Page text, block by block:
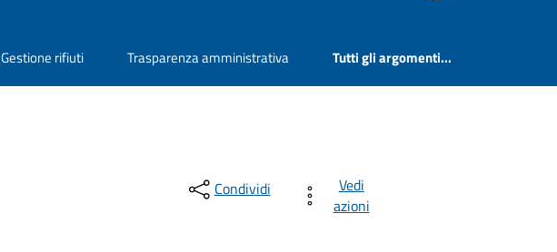
Gestione rifiuti Trasparenza amministrativa Tutti gli argomenti...
Condividi
Vedi
azioni